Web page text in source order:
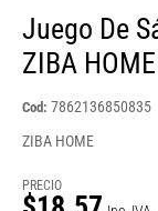
Juego De
ZIBA
Cod: 7862136850835
ZIBA HOME
PRECIO